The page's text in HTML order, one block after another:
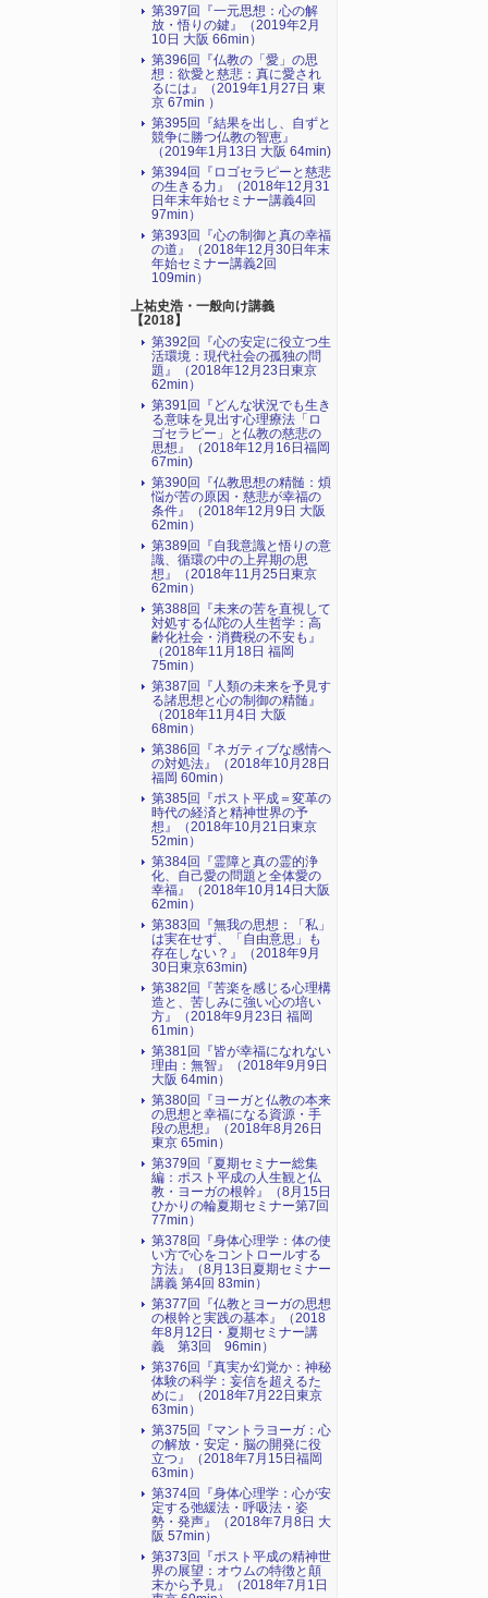
第397回『一元思想：心の解
放・悟りの鍵』（2019年2月
10日 大阪 66min）
第396回『仏教の「愛」の思
想：欲愛と慈悲：真に愛され
るには』（2019年1月27日 東
京 67min ）
第395回『結果を出し、自ずと
競争に勝つ仏教の智恵』
（2019年1月13日 大阪 64min)
第394回『ロゴセラピーと慈悲
の生きる力』（2018年12月31
日年末年始セミナー講義4回
97min）
第393回『心の制御と真の幸福
の道』（2018年12月30日年末
年始セミナー講義2回
109min）
上祐史浩・一般向け講義
【2018】
第392回『心の安定に役立つ生
活環境：現代社会の孤独の問
題』（2018年12月23日東京
62min）
第391回『どんな状況でも生き
る意味を見出す心理療法「ロ
ゴセラピー」と仏教の慈悲の
思想』（2018年12月16日福岡
67min)
第390回『仏教思想の精髄：煩
悩が苦の原因・慈悲が幸福の
条件』（2018年12月9日 大阪
62min）
第389回『自我意識と悟りの意
識、循環の中の上昇期の思
想』（2018年11月25日東京
62min）
第388回『未来の苦を直視して
対処する仏陀の人生哲学：高
齢化社会・消費税の不安も』
（2018年11月18日 福岡
75min）
第387回『人類の未来を予見す
る諸思想と心の制御の精髄』
（2018年11月4日 大阪
68min）
第386回『ネガティブな感情へ
の対処法』（2018年10月28日
福岡 60min）
第385回『ポスト平成＝変革の
時代の経済と精神世界の予
想』（2018年10月21日東京
52min）
第384回『霊障と真の霊的浄
化、自己愛の問題と全体愛の
幸福』（2018年10月14日大阪
62min）
第383回『無我の思想：「私」
は実在せず、「自由意思」も
存在しない？』（2018年9月
30日東京63min)
第382回『苦楽を感じる心理構
造と、苦しみに強い心の培い
方』（2018年9月23日 福岡
61min）
第381回『皆が幸福になれない
理由：無智』（2018年9月9日
大阪 64min）
第380回『ヨーガと仏教の本来
の思想と幸福になる資源・手
段の思想』（2018年8月26日
東京 65min）
第379回『夏期セミナー総集
編：ポスト平成の人生観と仏
教・ヨーガの根幹』（8月15日
ひかりの輪夏期セミナー第7回
77min）
第378回『身体心理学：体の使
い方で心をコントロールする
方法』（8月13日夏期セミナー
講義 第4回 83min）
第377回『仏教とヨーガの思想
の根幹と実践の基本』（2018
年8月12日・夏期セミナー講
義 第3回 96min）
第376回『真実か幻覚か：神秘
体験の科学：妄信を超えるた
めに』（2018年7月22日東京
63min）
第375回『マントラヨーガ：心
の解放・安定・脳の開発に役
立つ』（2018年7月15日福岡
63min）
第374回『身体心理学：心が安
定する弛緩法・呼吸法・姿
勢・発声』（2018年7月8日 大
阪 57min）
第373回『ポスト平成の精神世
界の展望：オウムの特徴と顛
末から予見』（2018年7月1日